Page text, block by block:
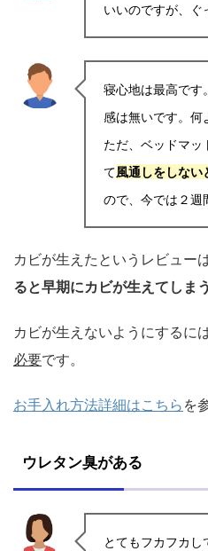
いいのですが、ぐ
寝心地は最高です
感は無いです。何
ただ、ベッドマッ
て風通しをしない
ので、今では２週
カビが生えたというレビュー
ると早期にカビが生えてしまう
カビが生えないようにするに
必要です。
お手入れ方法詳細はこちら を
ウレタン臭がある
とてもフカフカ